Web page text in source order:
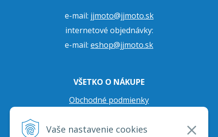
Vaše nastavenie cookies
e-mail: jjmoto@jjmoto.sk
internetové objednávky:
e-mail: eshop@jjmoto.sk
VŠETKO O NÁKUPE
Obchodné podmienky
Prepravné podmienky